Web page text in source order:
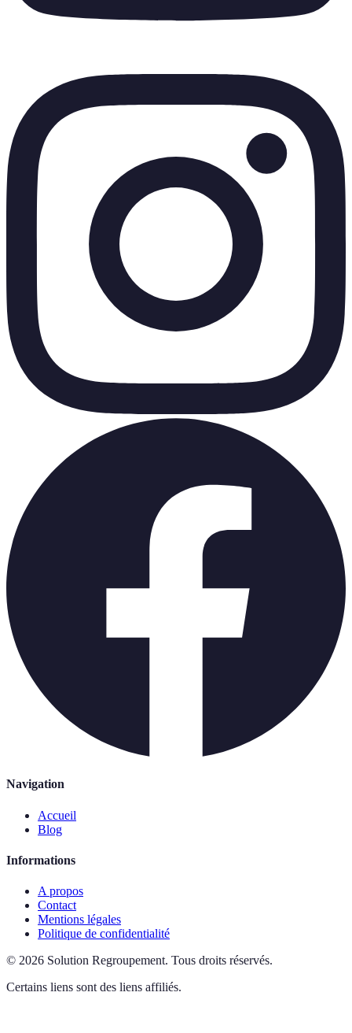
Navigation
Accueil
Blog
Informations
A propos
Contact
Mentions légales
Politique de confidentialité
© 2026 Solution Regroupement. Tous droits réservés.
Certains liens sont des liens affiliés.